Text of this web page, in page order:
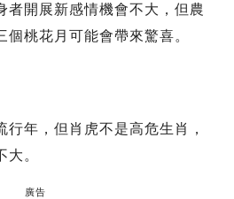
者開展新感情機會不大，但農
個桃花月可能會帶來驚喜。
年，但肖虎不是高危生肖，
。
廣告